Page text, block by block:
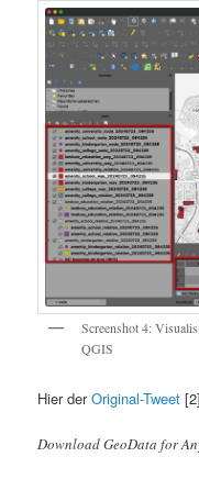
Screenshot 4:
QGIS
Hier derOriginal-Tweet
Download GeoData for